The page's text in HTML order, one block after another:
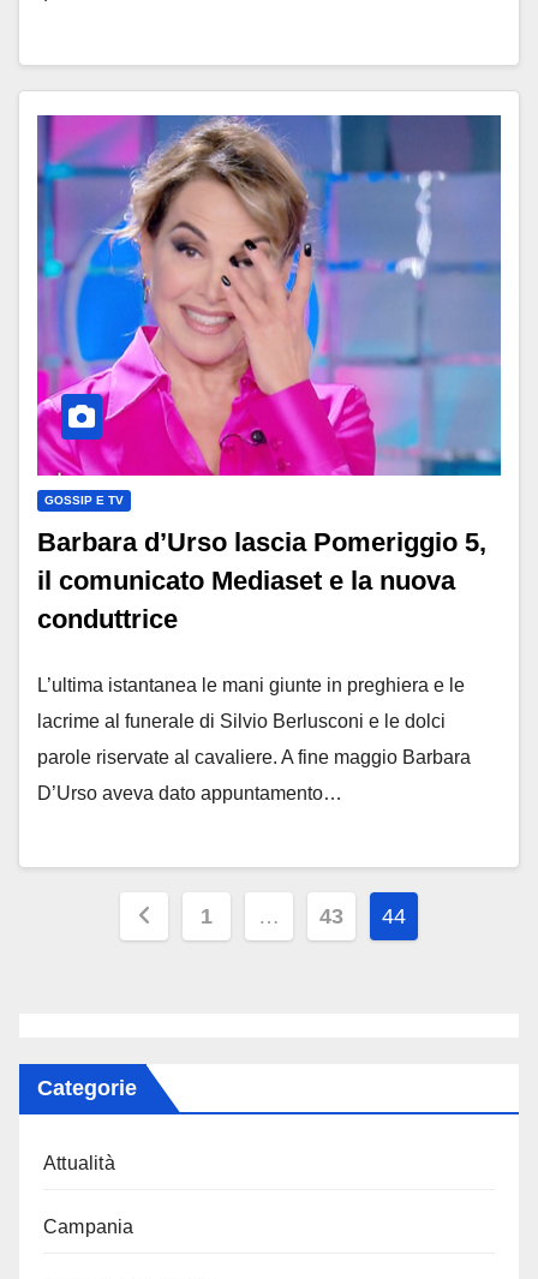
GOSSIP E TV
Barbara d’Urso lascia Pomeriggio 5,
il comunicato Mediaset e la nuova
conduttrice
L’ultima istantanea le mani giunte in preghiera e le
lacrime al funerale di Silvio Berlusconi e le dolci
parole riservate al cavaliere. A fine maggio Barbara
D’Urso aveva dato appuntamento…
Paginazione
1 … 43 44
Categorie
Attualità
Campania